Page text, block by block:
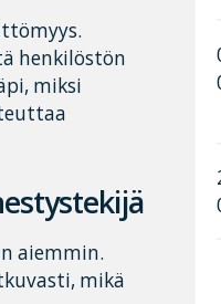
henkilöstön
miksi
aiemmin.
mikä